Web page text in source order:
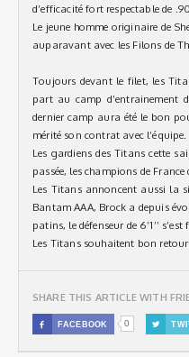
d’efficacité fort respectable de
Le jeune homme originaire de
auparavant avec les Filons de
Toujours devant le filet, les
part au camp d’entrainement
dernier camp aura été le bon
mérité son contrat avec l’équipe.
Les gardiens des Titans cette
passée, les champions de
Les Titans annoncent aussi la
Bantam AAA, Brock a depuis
patins, le défenseur de 6’1’’
Les Titans souhaitent bon
SHARE THIS ARTICLE WITH
 FACEBOOK 0 